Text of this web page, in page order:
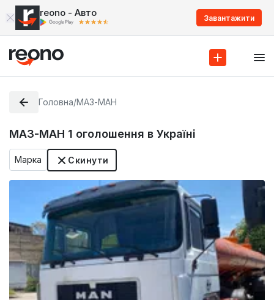
reono - Авто Завантажити
Головна/МАЗ-МАН
МАЗ-МАН 1 оголошення в Україні
Марка Скинути